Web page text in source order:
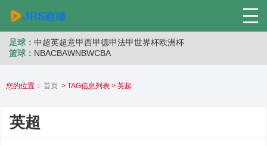
足球： 中超英超意甲西甲德甲法甲世界杯欧洲杯
篮球： NBACBAWNBWCBA
您的位置： 首页 > TAG信息列表 > 英超
英超